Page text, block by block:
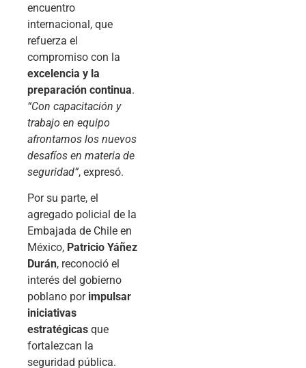
encuentro
internacional, que
refuerza el
compromiso con la
excelencia y la
preparación continua.
“Con capacitación y
trabajo en equipo
afrontamos los nuevos
desafíos en materia de
seguridad”, expresó.
Por su parte, el
agregado policial de la
Embajada de Chile en
México, Patricio Yáñez
Durán, reconoció el
interés del gobierno
poblano por impulsar
iniciativas
estratégicas que
fortalezcan la
seguridad pública.